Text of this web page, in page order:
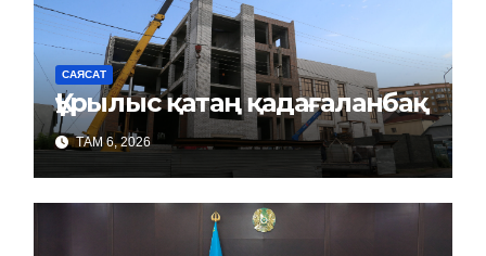
САЯСАТ
Құрылыс қатаң қадағаланбақ
ТАМ 6, 2026